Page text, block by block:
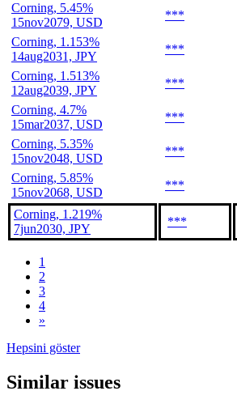
Corning, 5.45%
15nov2079, USD
***
Corning, 1.153%
14aug2031, JPY
***
Corning, 1.513%
12aug2039, JPY
***
Corning, 4.7%
15mar2037, USD
***
Corning, 5.35%
15nov2048, USD
***
Corning, 5.85%
15nov2068, USD
***
Corning, 1.219%
7jun2030, JPY
***
1
2
3
4
»
Hepsini göster
Similar issues